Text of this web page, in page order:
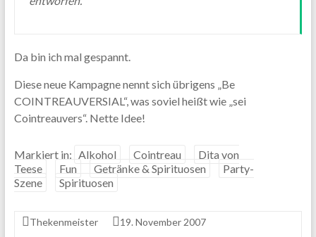
Da bin ich mal gespannt.
Diese neue Kampagne nennt sich übrigens „Be
COINTREAUVERSIAL“, was soviel heißt wie „sei
Cointreauvers“. Nette Idee!
Markiert in: Alkohol Cointreau
Dita von
Teese
Fun Getränke & Spirituosen
Party-
Szene
Spirituosen
Thekenmeister 19. November 2007